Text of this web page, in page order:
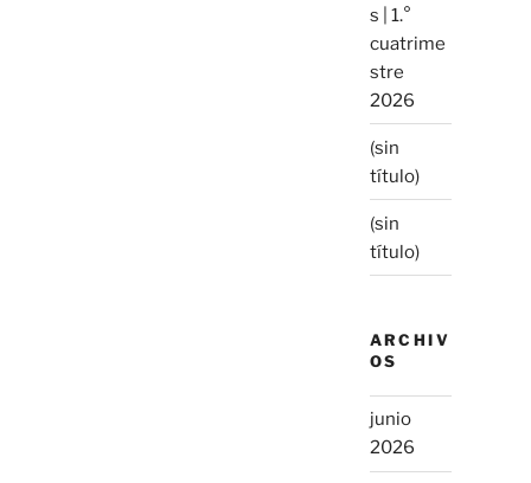
s | 1.°
cuatrime
stre
2026
(sin
título)
(sin
título)
ARCHIV
OS
junio
2026